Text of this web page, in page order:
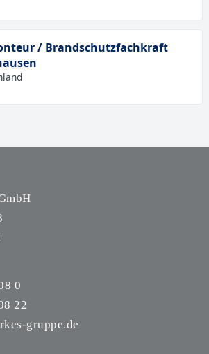
/ Brandschutzfachkraft
0
22
gruppe.de